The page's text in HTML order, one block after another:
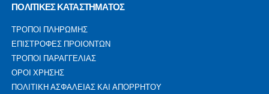
ΠΟΛΙΤΙΚΕΣ ΚΑΤΑΣΤΗΜΑΤΟΣ
ΤΡΟΠΟΙ ΠΛΗΡΩΜΗΣ
ΕΠΙΣΤΡΟΦΕΣ ΠΡΟΙΟΝΤΩΝ
ΤΡΟΠΟΙ ΠΑΡΑΓΓΕΛΙΑΣ
ΟΡΟΙ ΧΡΗΣΗΣ
ΠΟΛΙΤΙΚΗ ΑΣΦΑΛΕΙΑΣ ΚΑΙ ΑΠΟΡΡΗΤΟΥ